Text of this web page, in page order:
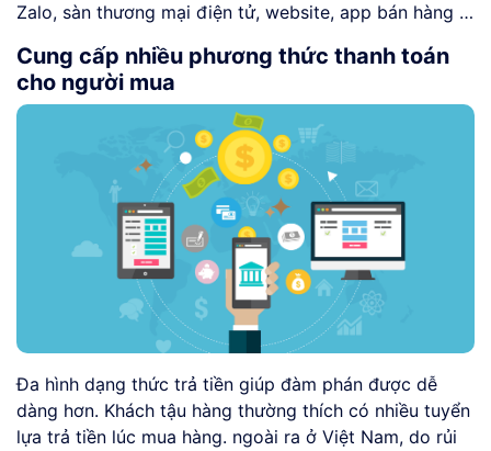
Zalo, sàn thương mại điện tử, website, app bán hàng …
Cung cấp nhiều phương thức thanh toán
cho người mua
Đa hình dạng thức trả tiền giúp đàm phán được dễ
dàng hơn. Khách tậu hàng thường thích có nhiều tuyển
lựa trả tiền lúc mua hàng. ngoài ra ở Việt Nam, do rủi